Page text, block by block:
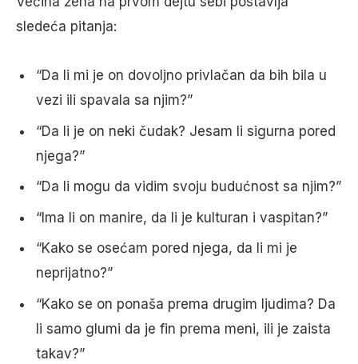
sledeća pitanja:
“Da li mi je on dovoljno privlačan da bih bila u
vezi ili spavala sa njim?”
“Da li je on neki čudak? Jesam li sigurna pored
njega?”
“Da li mogu da vidim svoju budućnost sa njim?”
“Ima li on manire, da li je kulturan i vaspitan?”
“Kako se osećam pored njega, da li mi je
neprijatno?”
“Kako se on ponaša prema drugim ljudima? Da
li samo glumi da je fin prema meni, ili je zaista
takav?”